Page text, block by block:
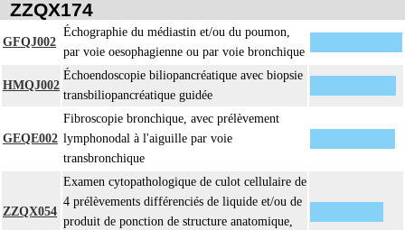
17.2
standard, avec ou sans photographie, l'interprétation, les éventuels réexamens
aux divers stades de réalisation, le compte rendu et le codage
Avec ou sans : coloration spéciale
L'examen histopathologique de biopsie inclut : l'échantillonnage, la fixation,
l'inclusion, la préparation microscopique avec une coloration standard à base
d'hémalun ou d'hématoxyline-éosine ou de phloxine avec ou sans safran, avec
ou sans photographie, l'interprétation, les éventuels réexamens aux divers
stades de réalisation, le compte rendu, le codage
Avec ou sans : coloration spéciale
coupes sériées
empreinte par apposition cellulaire
ZZQX174
GFQJ002
Échographie du médiastin et/ou du poumon,
par voie oesophagienne ou par voie bronchique
HMQJ002
Échoendoscopie biliopancréatique avec biopsie
transbiliopancréatique guidée
GEQE002
Fibroscopie bronchique, avec prélèvement
lymphonodal à l'aiguille par voie
transbronchique
ZZQX054
Examen cytopathologique de culot cellulaire de
4 prélèvements différenciés de liquide et/ou de
produit de ponction de structure anatomique,